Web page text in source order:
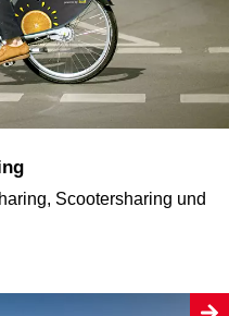
Scootersharing und